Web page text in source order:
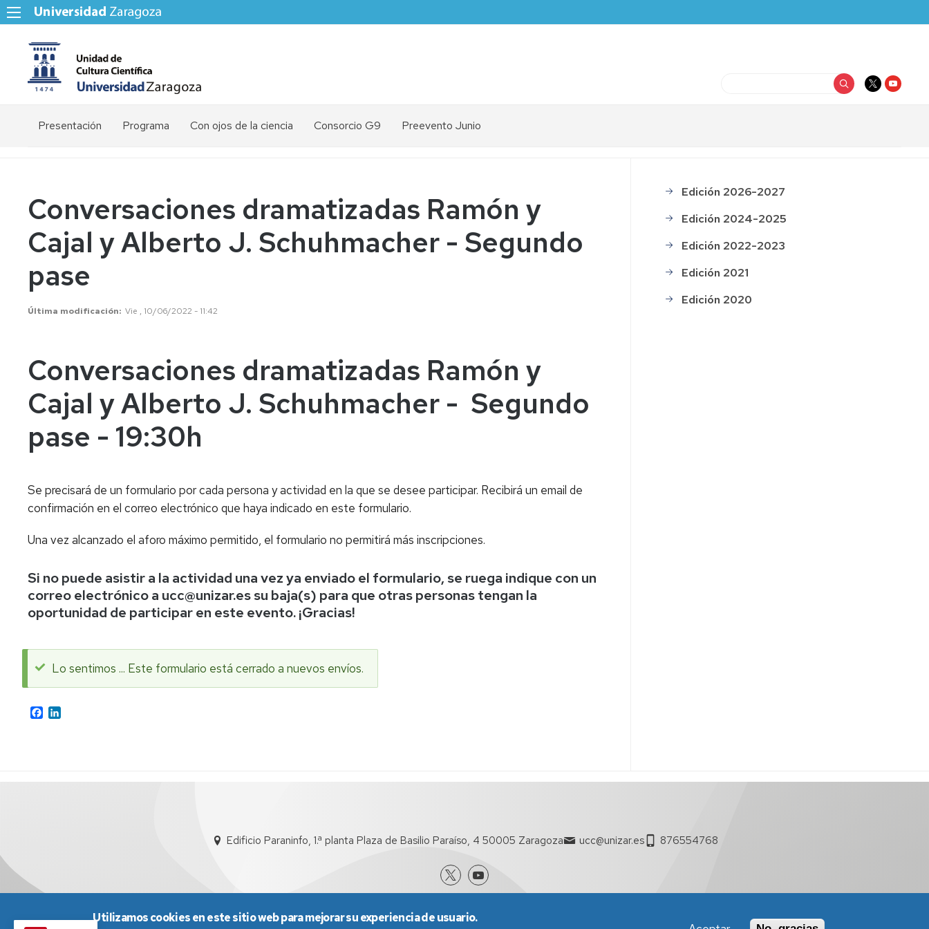
Presentación Programa
Teruel
Con ojos de la ciencia Consorcio G9 Preevento Junio
Conversaciones dramatizadas Ramón y
Cajal y Alberto J. Schuhmacher - Segundo
pase
Última modificación Vie , 10/06/2022 - 11:42
Conversaciones dramatizadas Ramón y
Cajal y Alberto J. Schuhmacher - Segundo
pase - 19:30h
Se precisará de un formulario por cada persona y actividad en la que se desee participar. Recibirá un email de
confirmación en el correo electrónico que haya indicado en este formulario.
Una vez alcanzado el aforo máximo permitido, el formulario no permitirá más inscripciones.
Si no puede asistir a la actividad una vez ya enviado el formulario, se ruega indique con un
correo electrónico a ucc@unizar.es su baja(s) para que otras personas tengan la
oportunidad de participar en este evento. ¡Gracias!
Mensaje
de
Lo sentimos ... Este formulario está cerrado a nuevos envíos.
Facebook
Noche
investigadores
histórico
Edición 2026-2027
Edición 2024-2025
Edición 2022-2023
Edición 2021
Edición 2020
Edificio Paraninfo, 1.ª planta Plaza de Basilio Paraíso, 4 50005 Zaragoza ucc@unizar.es 876554768
Utilizamos cookies en este sitio web para mejorar su experiencia de usuario.